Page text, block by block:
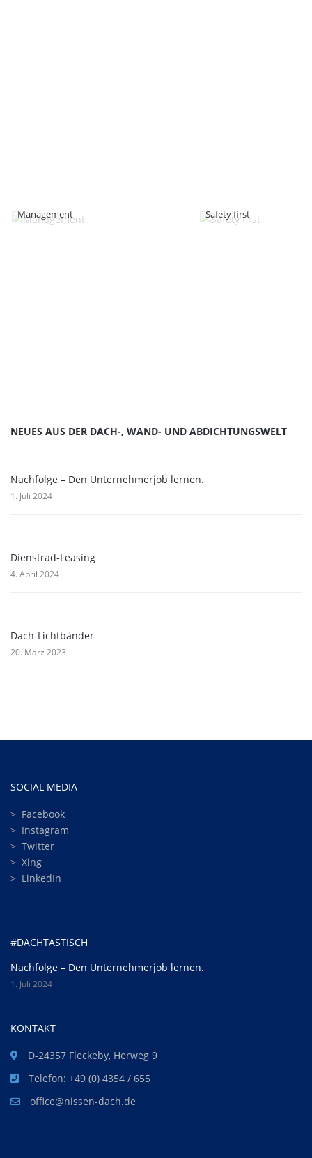
Management Safety first
NEUES AUS DER DACH-, WAND- UND ABDICHTUNGSWELT
Nachfolge – Den Unternehmerjob lernen.
1. Juli 2024
Dienstrad-Leasing
4. April 2024
Dach-Lichtbänder
20. März 2023
SOCIAL MEDIA
> Facebook
> Instagram
> Twitter
> Xing
> LinkedIn
#DACHTASTISCH
Nachfolge – Den Unternehmerjob lernen.
1. Juli 2024
KONTAKT
D-24357 Fleckeby, Herweg 9
Telefon: +49 (0) 4354 / 655
office@nissen-dach.de